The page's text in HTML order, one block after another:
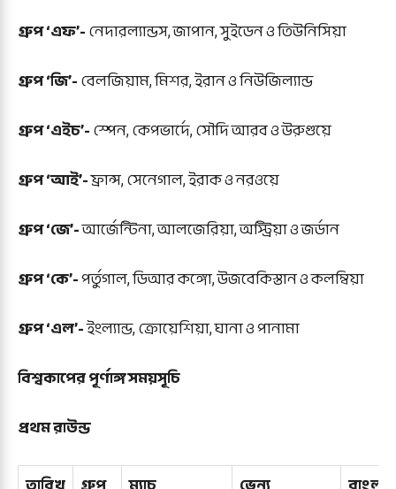
গ্রুপ ‘এফ’-নেদারল্যান্ডস, জাপান, সুইডেন ও তিউনিসিয়া
গ্রুপ ‘জি’-বেলজিয়াম, মিশর, ইরান ও নিউজিল্যান্ড
গ্রুপ ‘এইচ’-স্পেন, কেপভার্দে, সৌদি আরব ও উরুগুয়ে
গ্রুপ ‘আই’-ফ্রান্স, সেনেগাল, ইরাক ও নরওয়ে
গ্রুপ ‘জে’-আর্জেন্টিনা, আলজেরিয়া, অস্ট্রিয়া ও জর্ডান
গ্রুপ ‘কে’-পর্তুগাল, ডিআর কঙ্গো, উজবেকিস্তান ও কলম্বিয়া
গ্রুপ ‘এল’-ইংল্যান্ড, ক্রোয়েশিয়া, ঘানা ও পানামা
বিশ্বকাপের পূর্ণাঙ্গ সময়সূচি
প্রথম রাউন্ড